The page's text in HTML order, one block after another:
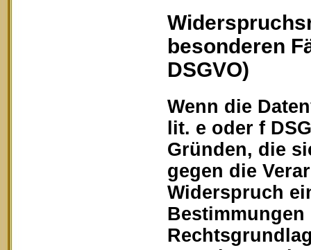
besonderen
DSGVO)
Wenn die
lit. e oder f
Gründen, die
gegen die
Widerspruch